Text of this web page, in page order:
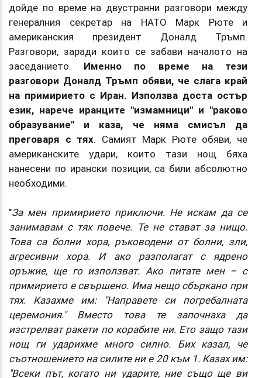
дойде по време на двустранни разговори между
генералния секретар на НАТО Марк Рюте и
американския президент Доналд Тръмп.
Разговори, заради които се забави началото на
заседанието. Именно по време на тези
разговори Доналд Тръмп обяви, че слага край
на примирието с Иран. Използва доста остър
език, нарече иранците "измамници" и "раково
образувание" и каза, че няма смисъл да
преговаря с тях. Самият Марк Рюте обяви, че
американските удари, които тази нощ бяха
нанесени по ирански позиции, са били абсолютно
необходими.
"За мен примирието приключи. Не искам да се
занимавам с тях повече. Те не стават за нищо.
Това са болни хора, ръководени от болни, зли,
агресивни хора. И ако разполагат с ядрено
оръжие, ще го използват. Ако питате мен – с
примирието е свършено. Има нещо сбъркано при
тях. Казахме им: "Направете си погребалната
церемония." Вместо това те започнаха да
изстрелват ракети по корабите ни. Ето защо тази
нощ ги ударихме много силно. Бих казал, че
съотношението на силите ни е 20 към 1. Казах им:
"Всеки път, когато ни ударите, ние също ще ви